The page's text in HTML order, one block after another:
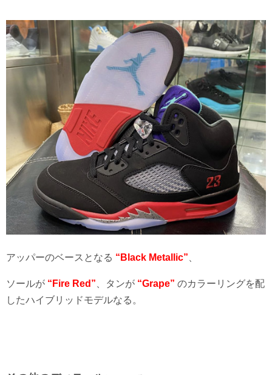
アッパーのベースとなる “Black Metallic”
ソールが “Fire Red” 、タンが “Grape” のカラーリングを配
したハイブリッドモデルなる。